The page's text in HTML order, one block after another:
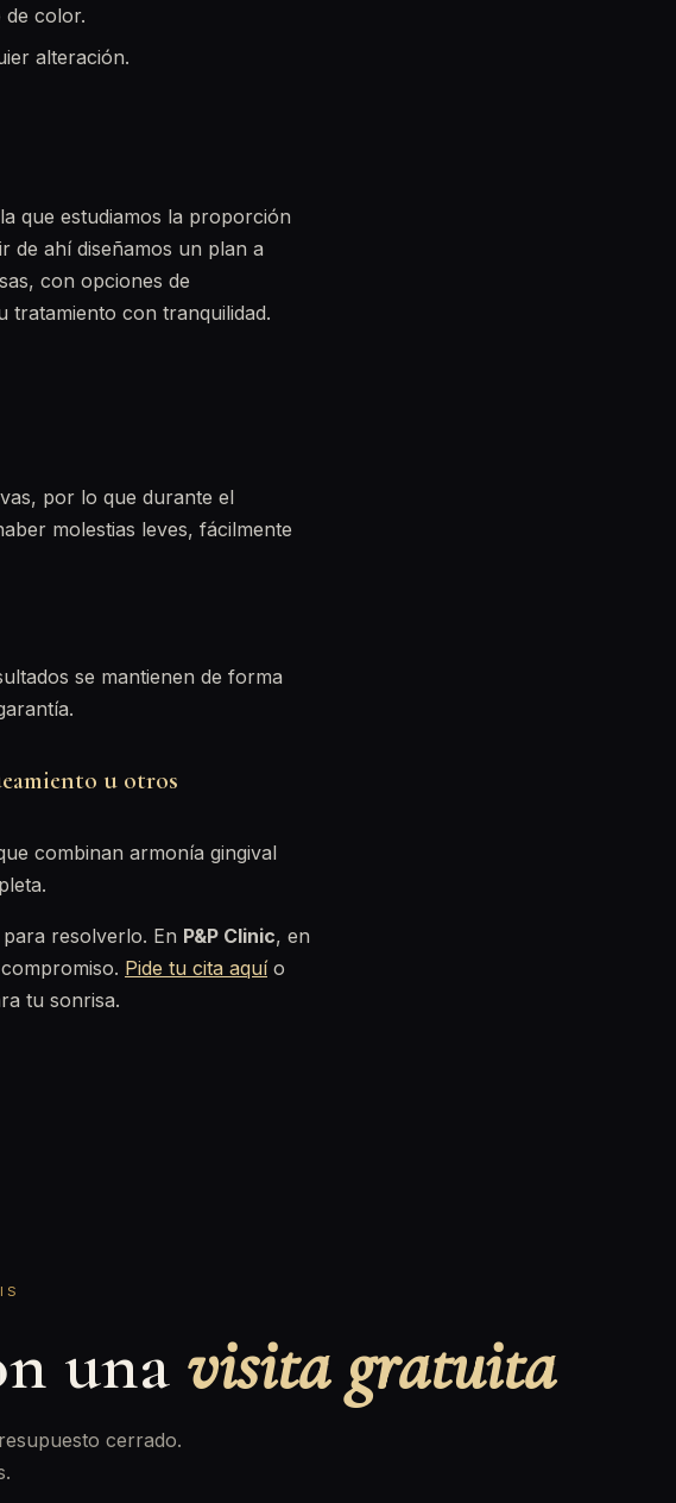
de color.
alteración.
que estudiamos la proporción
de ahí diseñamos un plan a
con opciones de
tratamiento con tranquilidad.
por lo que durante el
molestias leves, fácilmente
se mantienen de forma
u otros
combinan armonía gingival
resolverlo. En P&P Clinic, en
Pide tu cita aquío
tu sonrisa.
una visita gratuita
cerrado.